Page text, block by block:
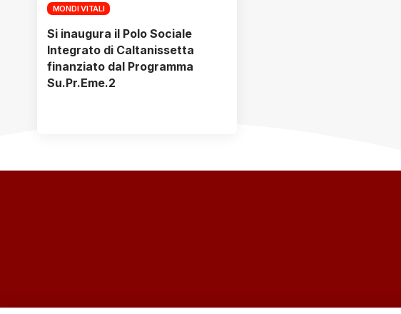
MONDI VITALI
Si inaugura il Polo Sociale
Integrato di Caltanissetta
finanziato dal Programma
Su.Pr.Eme.2